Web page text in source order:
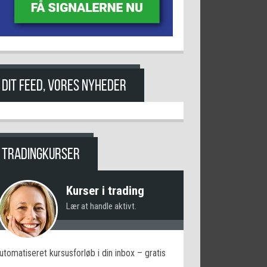
DIT FEED, VORES NYHEDER
TRADINGKURSER
Kurser i trading
Lær at handle aktivt.
kursusforløb i din inbox – gratis